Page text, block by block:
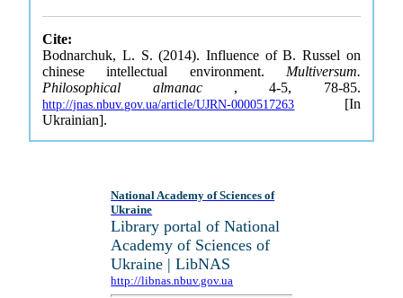
Cite:
Bodnarchuk, L. S. (2014). Influence of B. Russel on
chinese intellectual environment. Multiversum.
Philosophical almanac , 4-5, 78-85.
http://jnas.nbuv.gov.ua/article/UJRN-0000517263 [In
Ukrainian].
National Academy of Sciences of
Ukraine
Library portal of National
Academy of Sciences of
Ukraine | LibNAS
http://libnas.nbuv.gov.ua